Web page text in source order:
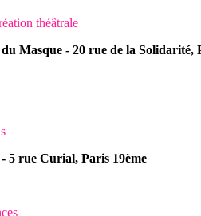
théâtrale
Masque - 20 rue de la Solidarité,
rue Curial, Paris 19ème